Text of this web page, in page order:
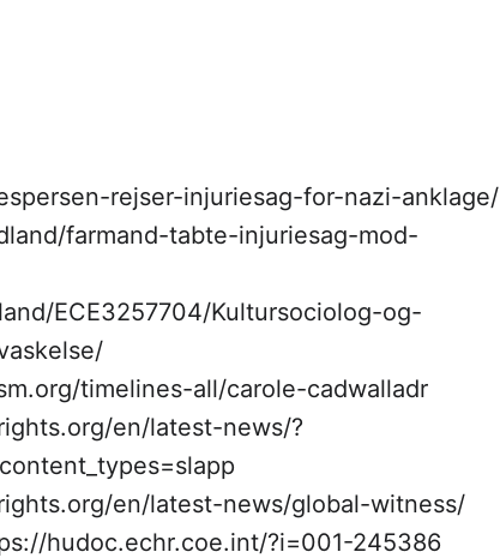
rejser-injuriesag-for-nazi-anklage/
farmand-tabte-injuriesag-mod-
ECE3257704/Kultursociolog-og-
timelines-all/carole-cadwalladr
en/latest-news/?
en/latest-news/global-witness/
hudoc.echr.coe.int/?i=001-245386